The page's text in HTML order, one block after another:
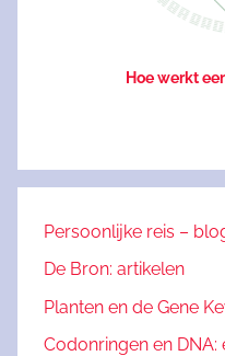
Hoe werkt
Persoonlijke reis –
De Bron: artikelen
Planten en de Gene
Codonringen en